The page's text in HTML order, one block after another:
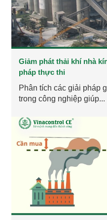
Giảm phát thải khí nhà
pháp thực thi
Phân tích các giải pháp
trong công nghiệp giúp...